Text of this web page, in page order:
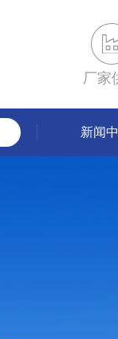
厂家
新闻